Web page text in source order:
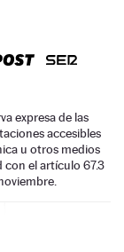
expresa de las
accesibles
u otros medios
con el artículo 67.3